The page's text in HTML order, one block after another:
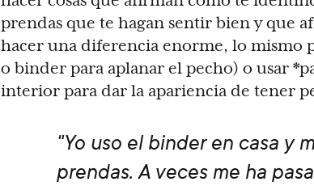
prendas que te hagan sentir bien y que
hacer una diferencia enorme, lo mismo
o binder para aplanar el pecho) o usar
interior para dar la apariencia de tener
"Yo uso el binder en casa y
prendas. A veces me ha